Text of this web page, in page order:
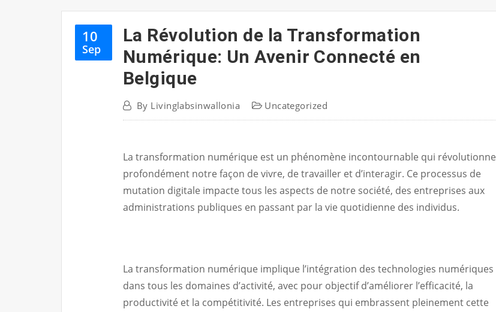
10
Sep
La Révolution de la Transformation
Numérique: Un Avenir Connecté en
Belgique
By Livinglabsinwallonia Uncategorized
La transformation numérique est un phénomène incontournable qui révolutionne
profondément notre façon de vivre, de travailler et d’interagir. Ce processus de
mutation digitale impacte tous les aspects de notre société, des entreprises aux
administrations publiques en passant par la vie quotidienne des individus.
La transformation numérique implique l’intégration des technologies numériques
dans tous les domaines d’activité, avec pour objectif d’améliorer l’efficacité, la
productivité et la compétitivité. Les entreprises qui embrassent pleinement cette